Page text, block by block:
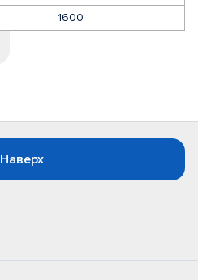
1600
Наверх